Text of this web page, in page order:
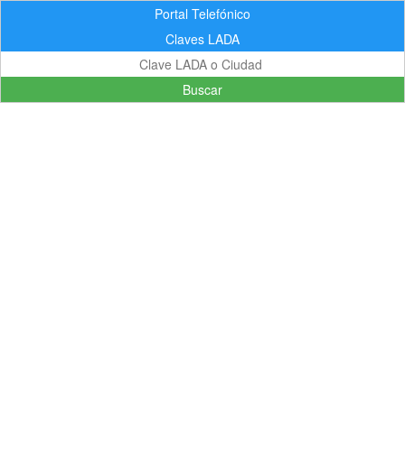
Portal Telefónico
Claves LADA
Buscar